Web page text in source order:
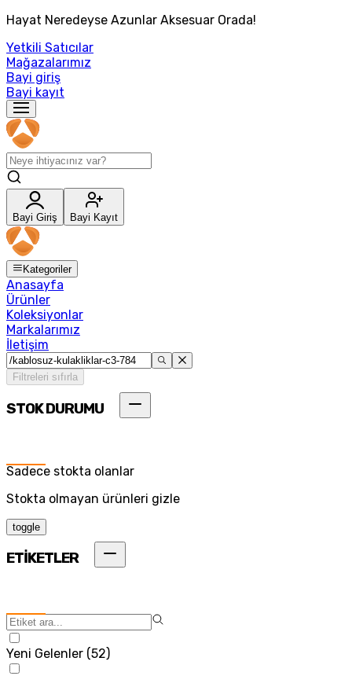
Hayat Neredeyse Azunlar Aksesuar Orada!
Yetkili Satıcılar
Mağazalarımız
Bayi giriş
Bayi kayıt
Bayi Giriş Bayi Kayıt
Kategoriler
Anasayfa
Ürünler
Koleksiyonlar
Markalarımız
İletişim
Filtreleri sıfırla
STOK DURUMU
Sadece stokta olanlar
Stokta olmayan ürünleri gizle
toggle
ETİKETLER
Yeni Gelenler (52)